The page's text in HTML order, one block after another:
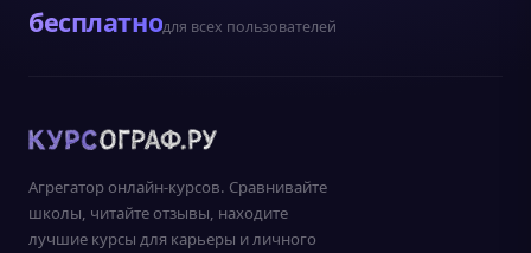
бесплатнодля всех пользователей
Агрегатор онлайн-курсов. Сравнивайте
школы, читайте отзывы, находите
лучшие курсы для карьеры и личного